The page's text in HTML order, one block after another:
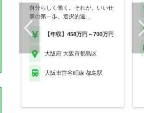
自分らしく働く。それが、いい仕
事の第一歩。選択的週…
【年収】458万円～700万円
大阪府 大阪市都島区
大阪市営谷町線 都島駅